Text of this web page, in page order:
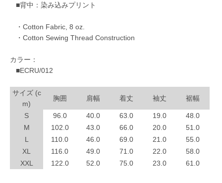
■背中：染み込みプリント
・Cotton Fabric, 8 oz.
・Cotton Sewing Thread Construction
カラー：
■ECRU/012
サイズ (c
m)
胸囲 肩幅 着丈 袖丈 裾幅
S 96.0 40.0 63.0 19.0
48.0
M
102.0 43.0 66.0 20.0
51.0
L
110.0 46.0 69.0 21.0
55.0
XL
116.0 49.0 71.0 22.0
58.0
XXL
122.0 52.0 75.0 23.0 61.0